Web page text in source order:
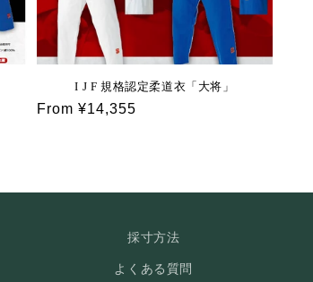
I J F 規格認定柔道衣「大将」
Regular
From ¥14,355
採寸方法
よくある質問